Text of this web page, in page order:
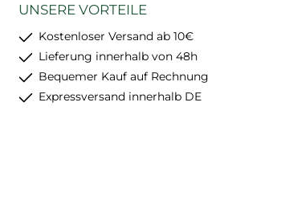
UNSERE VORTEILE
Kostenloser Versand ab 10€
Lieferung innerhalb von 48h
Bequemer Kauf auf Rechnung
Expressversand innerhalb DE